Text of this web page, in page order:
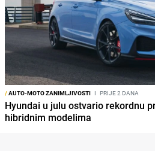
/AUTO-MOTO ZANIMLJIVOSTI I PRIJE 2 DANA
Hyundai u julu ostvario rekordnu
hibridnim modelima